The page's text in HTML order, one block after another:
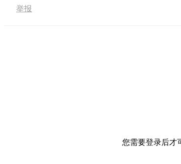
举报
您需要登录后才